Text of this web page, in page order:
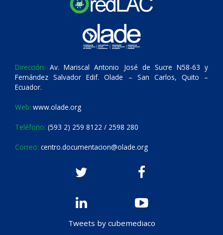
Dirección: Av. Mariscal Antonio José de Sucre N58-63 y
Fernández Salvador Edif. Olade – San Carlos, Quito –
Ecuador.
Web: www.olade.org
Teléfono: (593 2) 259 8122 / 2598 280
Correo: centro.documentacion@olade.org
Tweets by cubemediaco